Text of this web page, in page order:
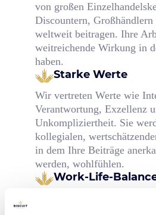
von großen
Discountern,
weltweit beitragen. Ihre
weitreichende Wirkung in
haben.
Starke Werte
Wir vertreten Werte wie
Verantwortung, Exzellenz
Unkompliziertheit. Sie
kollegialen,
in dem Ihre Beiträge
werden, wohlfühlen.
Work-Life-
Wir legen großen Wert auf
unserer Mitarbeiter, indem